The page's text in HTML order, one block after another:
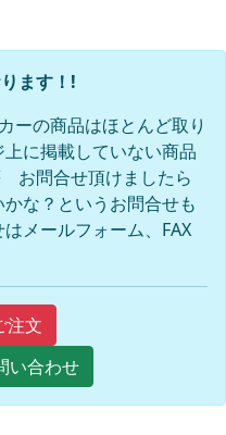
ます！!
ーの商品はほとんど取り
に掲載していない商品
問合せ頂けましたら
な？というお問合せも
メールフォーム、FAX
注文
い合わせ